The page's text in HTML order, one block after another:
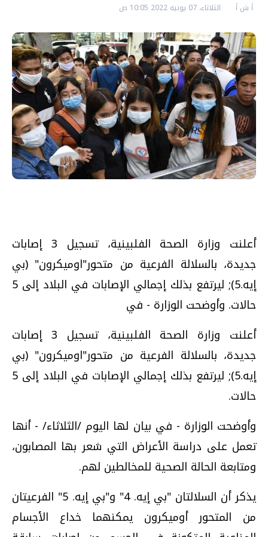
أ ش أ الثلاثاء، 07 يونيه 2022 10:05 ص
أعلنت وزارة الصحة الفلبينية، تسجيل 3 إصابات
جديدة، بالسلالة الفرعية من متحور"اوميكرون" (بي
إيه.5); ليرتفع بذلك إجمالي الإصابات في البلاد إلى 5
حالات. وأوضحت الوزارة - في
أعلنت وزارة الصحة الفلبينية، تسجيل 3 إصابات
جديدة، بالسلالة الفرعية من متحور"اوميكرون" (بي
إيه.5); ليرتفع بذلك إجمالي الإصابات في البلاد إلى 5
حالات.
وأوضحت الوزارة - في بيان لها اليوم /الثلاثاء/ - أنها
تعمل على دراسة الأعراض التي شعر بها المصابون،
ومتابعة الحالة الصحية للمخالطين لهم.
يذكر أن السلالتان "بي إيه. 4" و"بي إيه. 5" الفرعيتان
من المتحور أوميكرون يمكنهما خداع الأجسام